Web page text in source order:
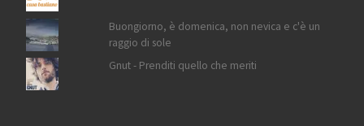
Buongiorno, è domenica, non nevica e c'è un
raggio di sole
Gnut - Prenditi quello che meriti